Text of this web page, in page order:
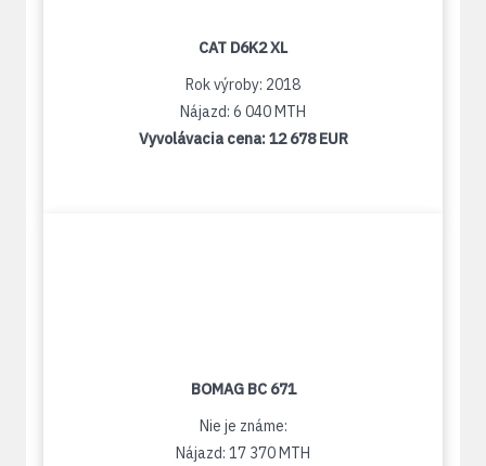
CAT D6K2 XL
Rok výroby: 2018
Nájazd: 6 040 MTH
Vyvolávacia cena:12 678 EUR
BOMAG BC 671
Nie je známe:
Nájazd: 17 370 MTH